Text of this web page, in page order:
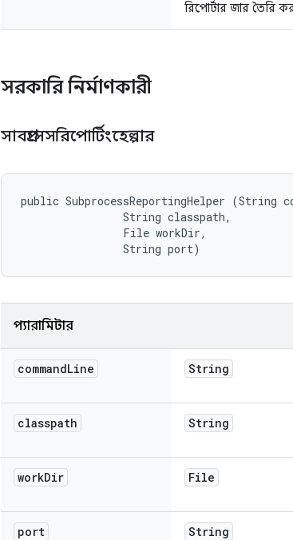
রিপোর্টার জার তৈরি
সরকারি নির্মাণকারী
সাবপ্রসেসরিপোর্টিংহেল্পার
public SubprocessReportingHelper (String
                String classpath,
                File workDir,
                String port)
প্যারামিটার
commandLine String
classpath String
workDir File
port String